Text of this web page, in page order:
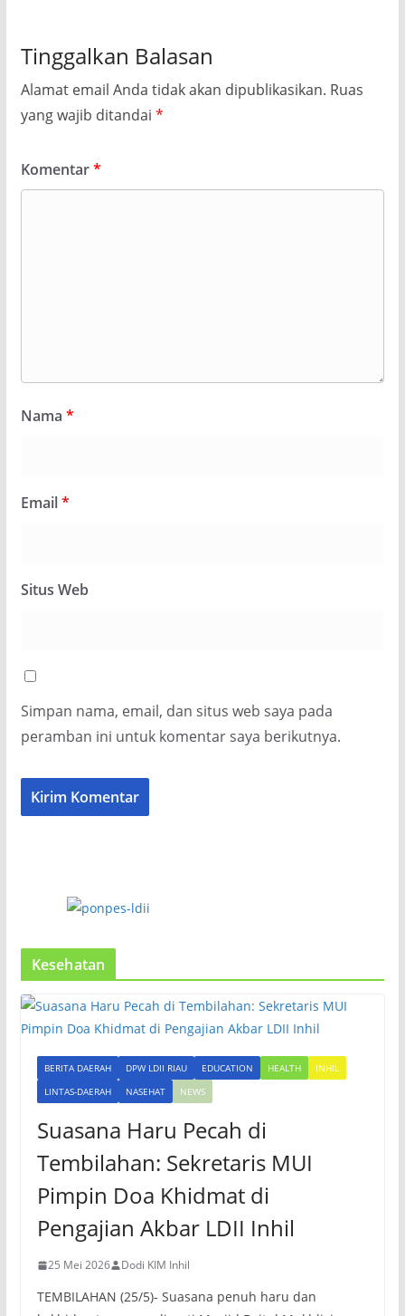
Tinggalkan Balasan
Alamat email Anda tidak akan dipublikasikan. Ruas
yang wajib ditandai *
Komentar*
Nama *
Email*
Situs Web
Simpan nama, email, dan situs web saya pada
peramban ini untuk komentar saya berikutnya.
Kesehatan
BERITA DAERAH DPW LDII RIAU EDUCATION HEALTH
INHIL
LINTAS-DAERAH
NASEHAT NEWS
Suasana Haru Pecah di
Tembilahan: Sekretaris MUI
Pimpin Doa Khidmat di
Pengajian Akbar LDII Inhil
25 Mei 2026 Dodi KIM Inhil
TEMBILAHAN (25/5)- Suasana penuh haru dan